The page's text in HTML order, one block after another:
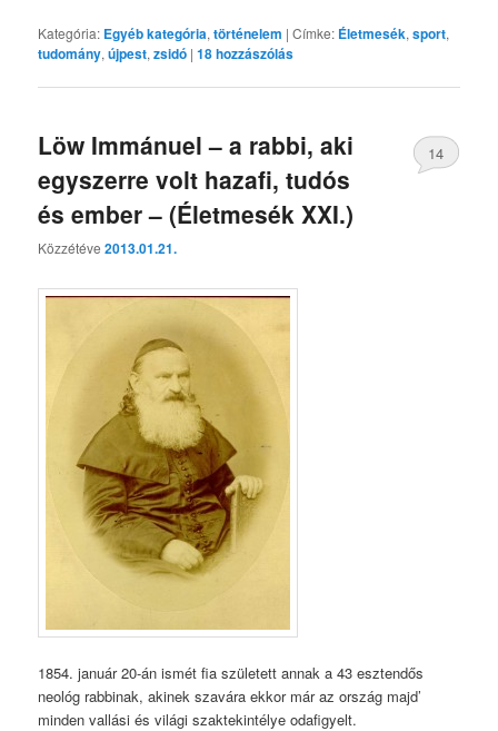
Kategória: Egyéb kategória,történelem |Címke: Életmesék,sport,
tudomány,újpest,zsidó |18hozzászólás
Löw Immánuel – a rabbi, aki
egyszerre volt hazafi, tudós
és ember – (Életmesék XXI.)
Közzétéve2013.01.21.
14
1854. január 20-án ismét fia született annak a 43 esztendős
neológ rabbinak, akinek szavára ekkor már az ország majd’
minden vallási és világi szaktekintélye odafigyelt.